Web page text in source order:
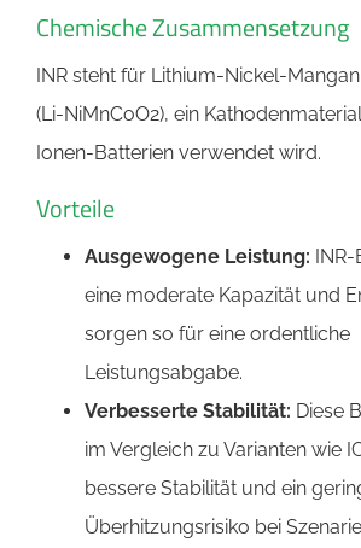
Chemische Zusammensetzung
INR steht für Lithium-Nickel-
(Li-NiMnCoO2), ein
Ionen-Batterien verwendet wird.
Vorteile
Ausgewogene Leistung: INR-
eine moderate Kapazität und
sorgen so für eine ordentliche
Leistungsabgabe.
Verbesserte Stabilität: Diese
im Vergleich zu Varianten wie
bessere Stabilität und ein
Überhitzungsrisiko bei